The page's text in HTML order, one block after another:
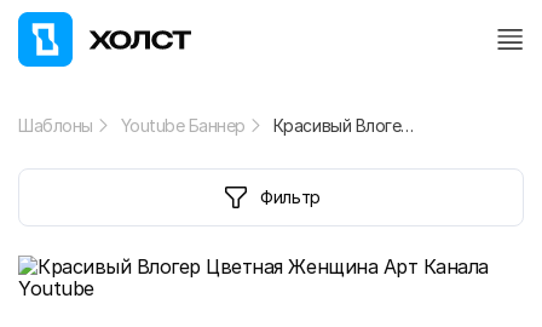
Шаблоны Youtube Баннер Красивый Влогер Цветная Женщина Арт Канала Youtube
Фильтр